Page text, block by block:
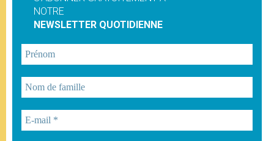
NOTRE
NEWSLETTER QUOTIDIENNE